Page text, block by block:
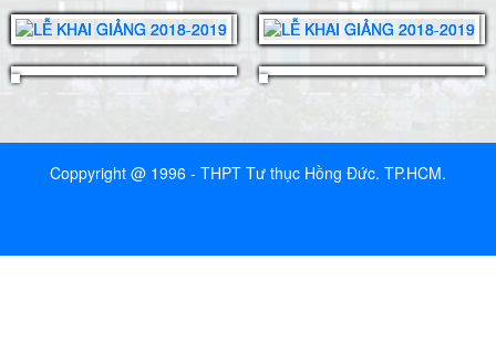
Coppyright @ 1996 - THPT Tư thục Hồng Đức. TP.HCM.